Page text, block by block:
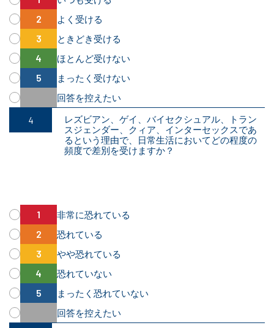
よく受ける
ときどき受ける
ほとんど受けない
まったく受けない
回答を控えたい
レズビアン、ゲイ、バイセクシュアル、トラン
スジェンダー、クィア、インターセックスであ
るという理由で、日常生活においてどの程度の
頻度で差別を受けますか？
非常に恐れている
恐れている
やや恐れている
恐れていない
まったく恐れていない
回答を控えたい